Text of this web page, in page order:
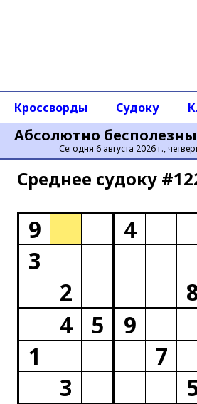
Абсолютно
Сегодня 6 августа 2026 г.,
Кроссворды Судоку
Среднее cудоку
9 4
3
2
4
5 9
1
7
3